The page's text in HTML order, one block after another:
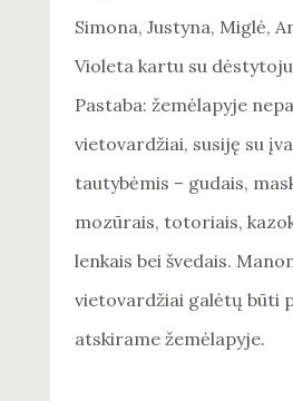
Simona, Justyna, Miglė,
Violeta kartu su
Pastaba: žemėlapyje
vietovardžiai, susiję su
tautybėmis – gudais,
mozūrais, totoriais,
lenkais bei švedais.
vietovardžiai galėtų būti
atskirame žemėlapyje.